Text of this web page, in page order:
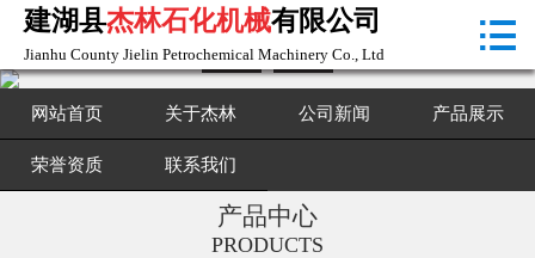

关于杰林
建湖县杰林石化机械有限公司
Jianhu County Jielin Petrochemical Machinery Co., Ltd 
网站首页 关于杰林 公司新闻 产品展示
荣誉资质 联系我们
产品中心
PRODUCTS